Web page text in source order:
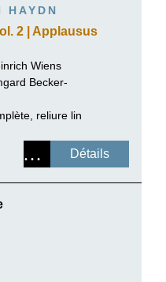
HAYDN
2 | Applausus
Wiens
Becker-
reliure lin
Détails